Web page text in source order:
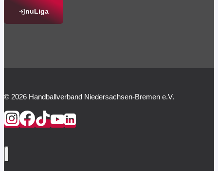
nuLiga
© 2026 Handballverband Niedersachsen-Bremen e.V.